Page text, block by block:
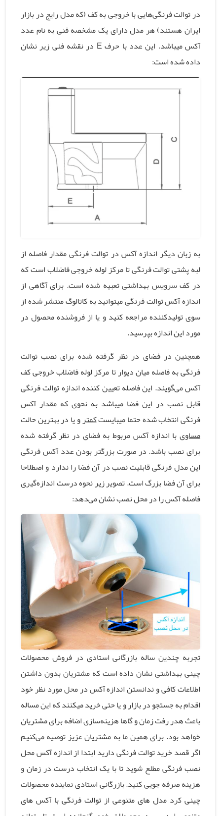
در توالت فرنگی‌هایی با خروجی به کف (که مدل رایج در بازار
ایران هستند) هر مدل دارای یک مشخصه فنی به نام عدد
آکس میباشد. این عدد با حرف E در نقشه فنی زیر نشان
داده شده است:
به زبان دیگر اندازه آکس در توالت فرنگی مقدار فاصله از
لبه پشتی توالت فرنگی تامرکزلوله خروجی فاضلاب است که
در کف سرویس بهداشتی تعبیه شده است. برای آگاهی از
اندازه آکس توالت فرنگی میتوانید به کاتالوگ منتشر شده از
سوی تولیدکننده مراجعه کنید و یا از فروشنده محصول در
مورد این اندازه بپرسید.
همچنین در فضای در نظر گرفته شده برای نصب توالت
فرنگی به فاصله میان دیوار تا مرکز لوله فاضلاب خروجی کف
آکس می‌گویند. این فاصله تعیین کننده اندازه توالت فرنگی
قابل نصب در این فضا میباشد به نحوی که مقدار آکس
فرنگی انتخاب شده حتما میبایستکمترو یا در بهترین حالت
مساویبا اندازه آکس مربوط به فضای در نظر گرفته شده
برای نصب باشد. در صورتبزرگتر بودن عدد آکس فرنگی
این مدل فرنگی قابلیت نصب در آن فضا را نداردو اصطلاحا
برای آن فضا بزرگ است. تصویر زیر نحوه درست اندازه‌گیری
فاصله آکس را در محل نصب نشان می‌دهد:
تجربه چندین ساله بازرگانی استادی در فروش محصولات
چینی بهداشتی نشان داده است که مشتریان بدون داشتن
اطلاعات کافی و ندانستن اندازه آکس در محل مورد نظر خود
اقدام به جستجو در بازار و یا حتی خرید میکنند که این مساله
باعث هدر رفت زمان و گاها هزینه‌سازی اضافه برای مشتریان
خواهد بود. برای همین ما به مشتریان عزیز توصیه می‌کنیم
اگر قصد خرید توالت فرنگی دارید ابتدا از اندازه آکس محل
نصب فرنگی مطلع شوید تا با یک انتخاب درست در زمان و
هزینه صرفه جویی کنید. بازرگانی استادی نماینده محصولات
چینی کرد مدل های متنوعی از توالت فرنگی با آکس های